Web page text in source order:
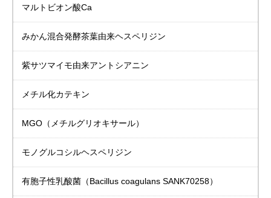
マルトビオン酸Ca
みかん混合発酵茶葉由来ヘスペリジン
紫サツマイモ由来アントシアニン
メチル化カテキン
MGO（メチルグリオキサール）
モノグルコシルヘスペリジン
有胞子性乳酸菌 （Bacillus coagulans SANK70258）